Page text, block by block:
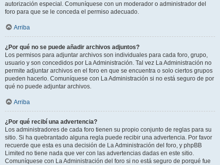
autorización especial. Comuníquese con un moderador o administrador del
foro para que se le conceda el permiso adecuado.
Arriba
¿Por qué no se puede añadir archivos adjuntos?
Los permisos para adjuntar archivos son individuales para cada foro, grupo,
usuario y son concedidos por La Administración. Tal vez La Administración no
permite adjuntar archivos en el foro en que se encuentra o solo ciertos grupos
pueden hacerlo. Comuníquese con La Administración si no está seguro de por
qué no puede adjuntar archivos.
Arriba
¿Por qué recibí una advertencia?
Los administradores de cada foro tienen su propio conjunto de reglas para su
sitio. Si ha quebrantado alguna regla puede recibir una advertencia. Por favor
recuerde que esta es una decisión de La Administración del foro, y phpBB
Limited no tiene nada que ver con las advertencias dadas en este sitio.
Comuníquese con La Administración del foro si no está seguro de porqué fue